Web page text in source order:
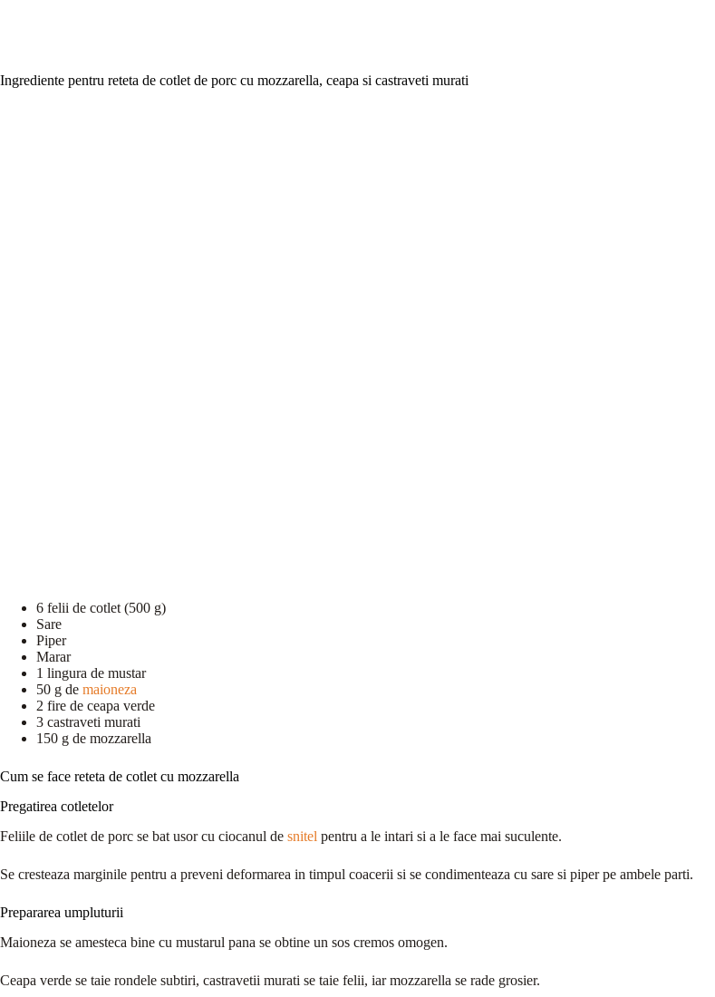
Ingrediente pentru reteta de cotlet de porc cu mozzarella, ceapa si castraveti murati
6 felii de cotlet (500 g)
Sare
Piper
Marar
1 lingura de mustar
50 g de maioneza
2 fire de ceapa verde
3 castraveti murati
150 g de mozzarella
Cum se face reteta de cotlet cu mozzarella
Pregatirea cotletelor
Feliile de cotlet de porc se bat usor cu ciocanul de snitel pentru a le intari si a le face mai suculente.
Se cresteaza marginile pentru a preveni deformarea in timpul coacerii si se condimenteaza cu sare si piper pe ambele parti.
Prepararea umpluturii
Maioneza se amesteca bine cu mustarul pana se obtine un sos cremos omogen.
Ceapa verde se taie rondele subtiri, castravetii murati se taie felii, iar mozzarella se rade grosier.